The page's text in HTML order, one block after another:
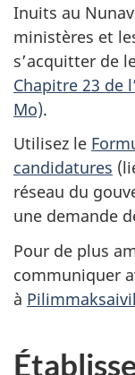
Inuits au
ministères et
s’acquitter de
Chapitre 23 de
Mo).
Utilisez le
candidatures
réseau du
une demande
Pour de plus
communiquer
à